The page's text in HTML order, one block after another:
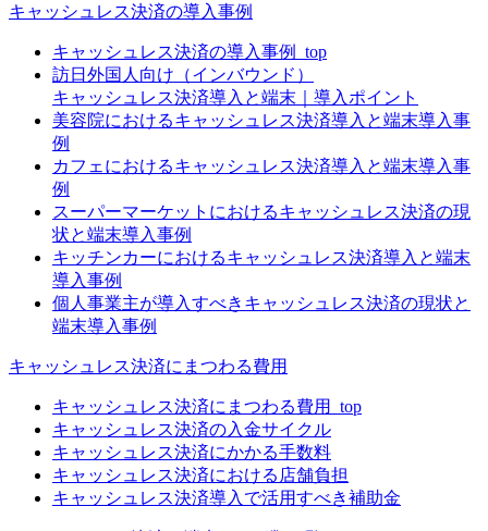
キャッシュレス決済の導入事例
キャッシュレス決済の導入事例_top
訪日外国人向け（インバウンド）
キャッシュレス決済導入と端末｜導入ポイント
美容院におけるキャッシュレス決済導入と端末導入事
例
カフェにおけるキャッシュレス決済導入と端末導入事
例
スーパーマーケットにおけるキャッシュレス決済の現
状と端末導入事例
キッチンカーにおけるキャッシュレス決済導入と端末
導入事例
個人事業主が導入すべきキャッシュレス決済の現状と
端末導入事例
キャッシュレス決済にまつわる費用
キャッシュレス決済にまつわる費用_top
キャッシュレス決済の入金サイクル
キャッシュレス決済にかかる手数料
キャッシュレス決済における店舗負担
キャッシュレス決済導入で活用すべき補助金